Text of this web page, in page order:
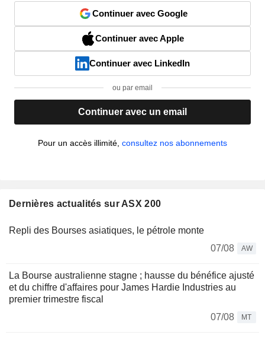
Continuer avec Google
Continuer avec Apple
Continuer avec LinkedIn
ou par email
Continuer avec un email
Pour un accès illimité, consultez nos abonnements
Dernières actualités sur ASX 200
Repli des Bourses asiatiques, le pétrole monte
07/08
AW
La Bourse australienne stagne ; hausse du bénéfice ajusté
et du chiffre d'affaires pour James Hardie Industries au
premier trimestre fiscal
07/08
MT